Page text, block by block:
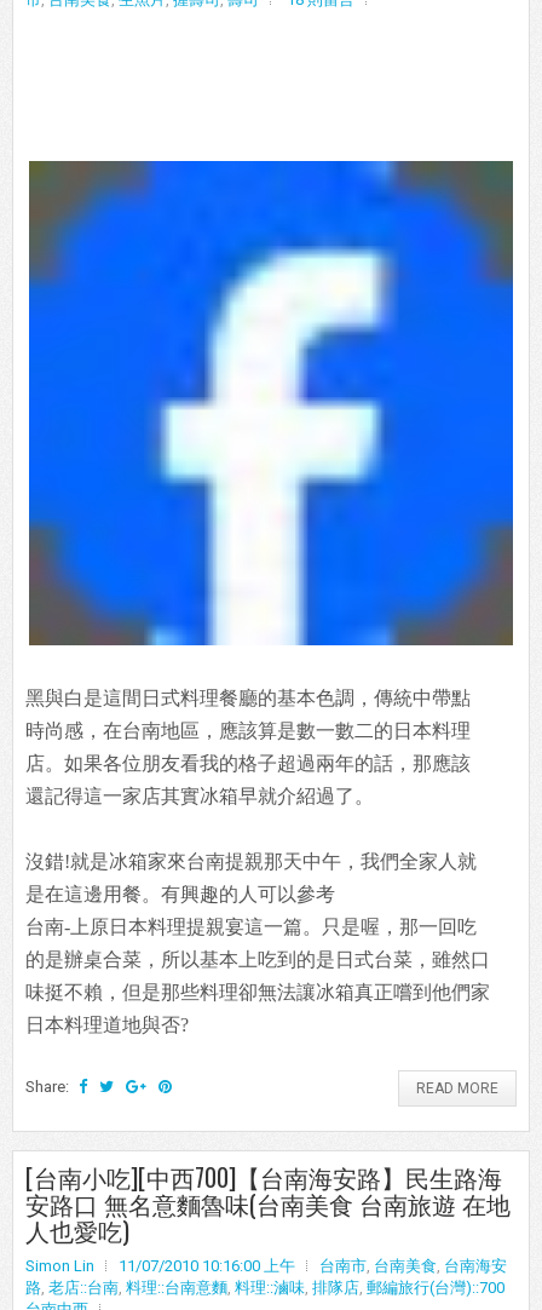
黑與白是這間日式料理餐廳的基本色調，傳統中帶點
時尚感，在台南地區，應該算是數一數二的日本料理
店。如果各位朋友看我的格子超過兩年的話，那應該
還記得這一家店其實冰箱早就介紹過了。
沒錯!就是冰箱家來台南提親那天中午，我們全家人就
是在這邊用餐。有興趣的人可以參考
台南-上原日本料理提親宴這一篇。只是喔，那一回吃
的是辦桌合菜，所以基本上吃到的是日式台菜，雖然口
味挺不賴，但是那些料理卻無法讓冰箱真正嚐到他們家
日本料理道地與否?
Share: READ MORE
[台南小吃][中西700]【台南海安路】民生路海
安路口 無名意麵魯味(台南美食 台南旅遊 在地
人也愛吃)
Simon Lin 11/07/2010 10:16:00 上午 台南市 台南美食 台南海安
路 老店::台南 料理::台南意麵 料理::滷味 排隊店 郵編旅行(台灣)::700